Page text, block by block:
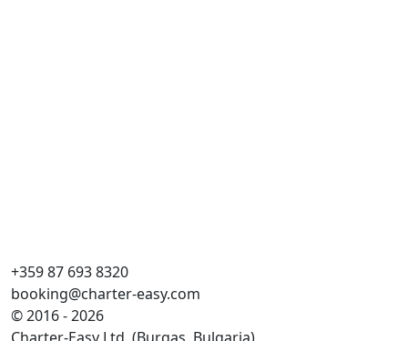
+359 87 693 8320
booking@charter-easy.com
© 2016 - 2026